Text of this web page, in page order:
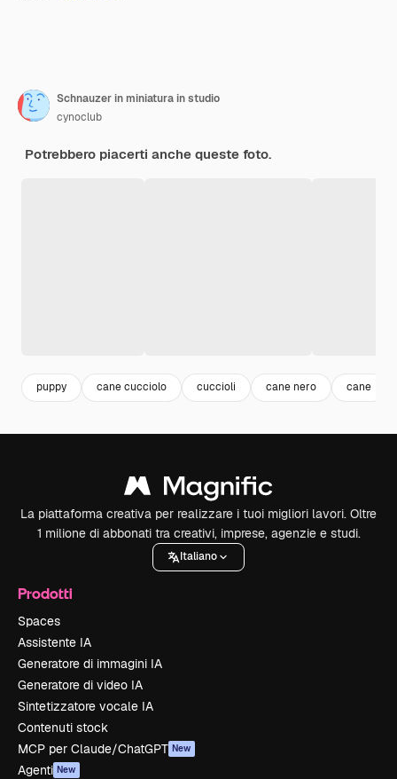
Schnauzer in miniatura in studio
cynoclub
Potrebbero piacerti anche queste foto.
puppy cane cucciolo cuccioli cane nero cane
La piattaforma creativa per realizzare i tuoi migliori lavori. Oltre
1 milione di abbonati tra creativi, imprese, agenzie e studi.
Italiano
Prodotti
Spaces
Assistente IA
Generatore di immagini IA
Generatore di video IA
Sintetizzatore vocale IA
Contenuti stock
MCP per Claude/ChatGPT New
Agenti New